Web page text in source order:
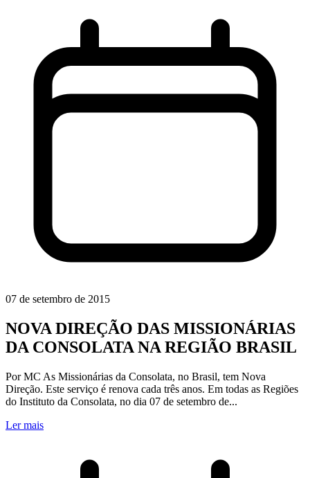
07 de setembro de 2015
NOVA DIREÇÃO DAS MISSIONÁRIAS
DA CONSOLATA NA REGIÃO BRASIL
Por MC As Missionárias da Consolata, no Brasil, tem Nova
Direção. Este serviço é renova cada três anos. Em todas as Regiões
do Instituto da Consolata, no dia 07 de setembro de...
Ler mais